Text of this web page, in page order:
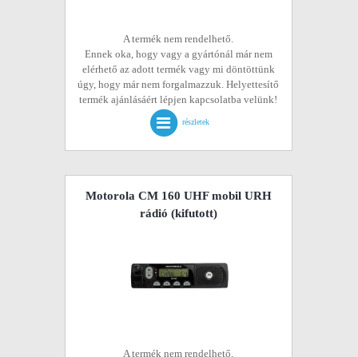
A termék nem rendelhető.
Ennek oka, hogy vagy a gyártónál már nem
elérhető az adott termék vagy mi döntöttünk
úgy, hogy már nem forgalmazzuk. Helyettesítő
termék ajánlásáért lépjen kapcsolatba velünk!
részletek
Motorola CM 160 UHF mobil URH
rádió (kifutott)
A termék nem rendelhető.